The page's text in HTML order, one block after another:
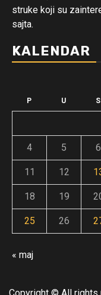
struke koji su
sajta.
KALENDAR
P U S
4 5 6
11 12
18 19
25 26
« maj